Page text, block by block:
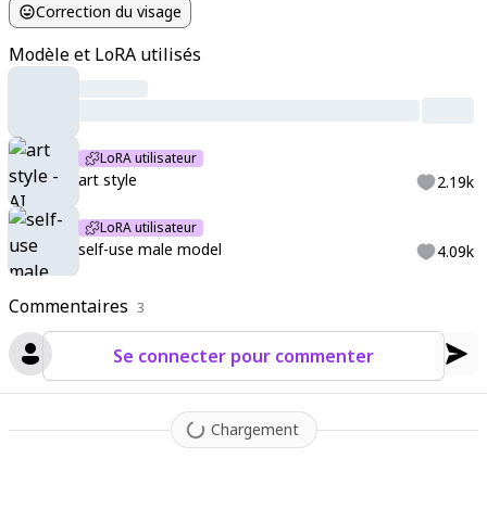
Commentaires 3
Se connecter pour commenter
Chargement
Correction du visage
Modèle et LoRA utilisés
LoRA utilisateur
art style 2.19k
LoRA utilisateur
self-use male model 4.09k